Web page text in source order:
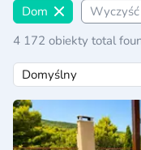
Dom
Wyczyść
4 172 obiekty total